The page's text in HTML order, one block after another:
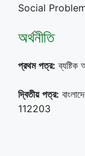
Social
অর্থনীতি
প্রথম পত্র:
দ্বিতীয় পত্র:
112203